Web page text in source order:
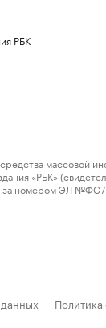
РБК
массовой
«РБК»
за номером ЭЛ
·